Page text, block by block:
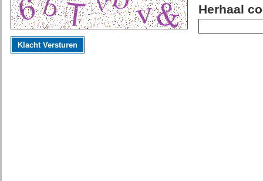
Herhaal
Klacht Versturen